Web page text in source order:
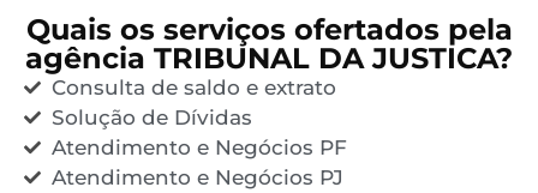
Quais os serviços ofertados pela
agência TRIBUNAL DA JUSTICA?
Consulta de saldo e extrato
Solução de Dívidas
Atendimento e Negócios PF
Atendimento e Negócios PJ